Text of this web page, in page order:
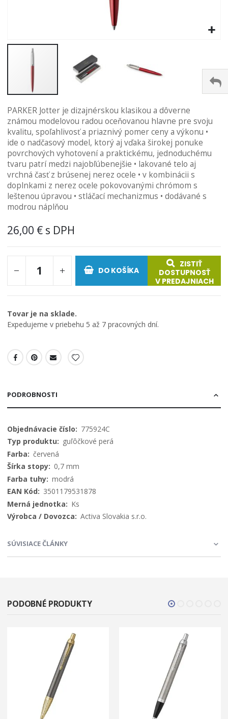
na
začiatok
galérie
obrázkov
PARKER Jotter je dizajnérskou klasikou a dôverne
známou modelovou radou oceňovanou hlavne pre svoju
kvalitu, spoľahlivosť a priaznivý pomer ceny a výkonu •
ide o nadčasový model, ktorý aj vďaka širokej ponuke
povrchových vyhotovení a praktickému, jednoduchému
tvaru patrí medzi najobľúbenejšie • lakované telo aj
vrchná časť z brúsenej nerez ocele • v kombinácii s
doplnkami z nerez ocele pokovovanými chrómom s
leštenou úpravou • stláčací mechanizmus • dodávané s
modrou náplňou
26,00 €
DO KOŠÍKA
ZISTIŤ
DOSTUPNOSŤ
V PREDAJNIACH
Tovar je na sklade.
Expedujeme v priebehu 5 až 7 pracovných dní.
PODROBNOSTI
Viac
informácií
775924C
guľôčkové perá
červená
0,7 mm
modrá
3501179531878
Ks
Activa Slovakia s.r.o.
SÚVISIACE ČLÁNKY
PODOBNÉ PRODUKTY